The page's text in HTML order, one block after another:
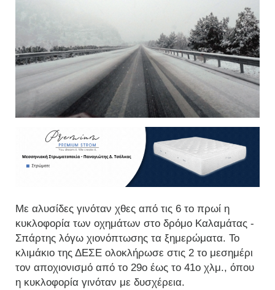
Με αλυσίδες γινόταν χθες από τις 6 το πρωί η
κυκλοφορία των οχημάτων στο δρόμο Καλαμάτας -
Σπάρτης λόγω χιονόπτωσης τα ξημερώματα. Το
κλιμάκιο της ΔΕΣΕ ολοκλήρωσε στις 2 το μεσημέρι
τον αποχιονισμό από το 29ο έως το 41ο χλμ., όπου
η κυκλοφορία γινόταν με δυσχέρεια.